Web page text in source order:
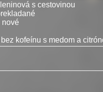
s cestovinou
nové
kofeínu s medom a